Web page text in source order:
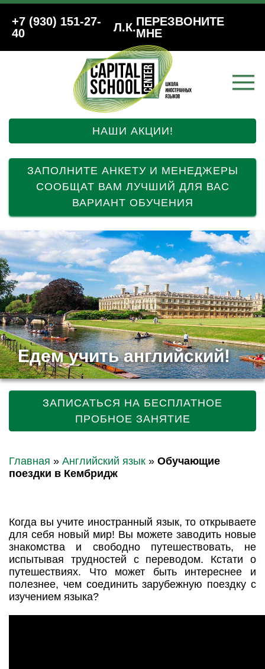
+7 (930) 151-27-
40
Л.К.ПЕРЕЗВОНИТЕ
МНЕ
НАШИ АКЦИИ!
ЗАПОЛНИТЕ АНКЕТУ И МЕНЕДЖЕРЫ
СООБЩАТ ВАМ ЛУЧШИЙ ДЛЯ ВАС
ВАРИАНТ ОБУЧЕНИЯ
Едем учить английский!
ЗАПИСАТЬСЯ НА БЕСПЛАТНОЕ
ПРОБНОЕ ЗАНЯТИЕ
Главная » Английский язык » Обучающие
поездки в Кембридж
Когда вы учите иностранный язык, то открываете
для себя новый мир! Вы можете заводить новые
знакомства и свободно путешествовать, не
испытывая трудностей с переводом. Кстати о
путешествиях. Что может быть интереснее и
полезнее, чем соединить зарубежную поездку с
изучением языка?